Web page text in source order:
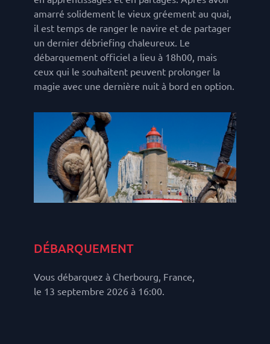
amarré solidement le vieux gréement au quai,
il est temps de ranger le navire et de partager
un dernier débriefing chaleureux. Le
débarquement officiel a lieu à 18h00, mais
ceux qui le souhaitent peuvent prolonger la
magie avec une dernière nuit à bord en option.
DÉBARQUEMENT
Vous débarquez à Cherbourg, France,
le 13 septembre 2026 à 16:00.